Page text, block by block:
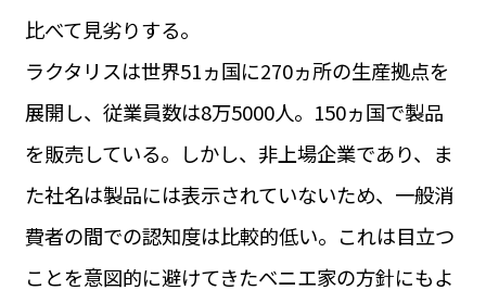
比べて見劣りする。
ラクタリスは世界51ヵ国に270ヵ所の生産拠点を
展開し、従業員数は8万5000人。150ヵ国で製品
を販売している。しかし、非上場企業であり、ま
た社名は製品には表示されていないため、一般消
費者の間での認知度は比較的低い。これは目立つ
ことを意図的に避けてきたベニエ家の方針にもよ